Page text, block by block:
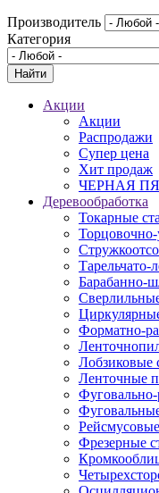
Производитель
Категория
Акции
Акции
Распродажи
Супер цена
Хит продаж
ЧЕРНАЯ
Деревообработка
Токарные
Барабанно-
Форматно-
Лобзиковые
Ленточные
Фрезерные